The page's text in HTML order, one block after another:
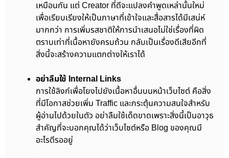
เหมือนกัน แต่ Creator ที่ดีจะแปลงคำพูดเหล่านั้นใหม่
เพื่อเรียบเรียงให้เป็นภาษาที่เข้าใจและสื่อสารได้มีเสน่ห์
มากกว่า การเพิ่มรสชาติให้การนำเสนอไม่ใช่เรื่องที่ผิด
ตราบเท่าที่เนื้อหายังครบถ้วน กลับเป็นเรื่องดีเสียอีกที่
สิ่งนี้จะสร้างความแตกต่างให้เราได้
อย่าลืมใช้ Internal Links
การใช้ลิงก์เพื่อโยงไปยังเนื้อหาอื่นบนหน้าเว็บไซต์ คือสิ่ง
ที่มีโอกาสช่วยเพิ่ม Traffic และกระตุ้นความสนใจสำหรับ
ผู้อ่านไปด้วยในตัว อย่าลืมใช้เด็ดขาดเพราะสิ่งนี้เป็นอาวุธ
สำคัญที่จะบอกคุณได้ว่าเว็บไซต์หรือ Blog ของคุณมี
อะไรดีรออยู่